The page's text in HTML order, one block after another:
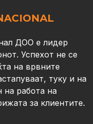
ДОО е лидер
Успехот не се
на врвните
туку и на
на работа на
за клиентите.